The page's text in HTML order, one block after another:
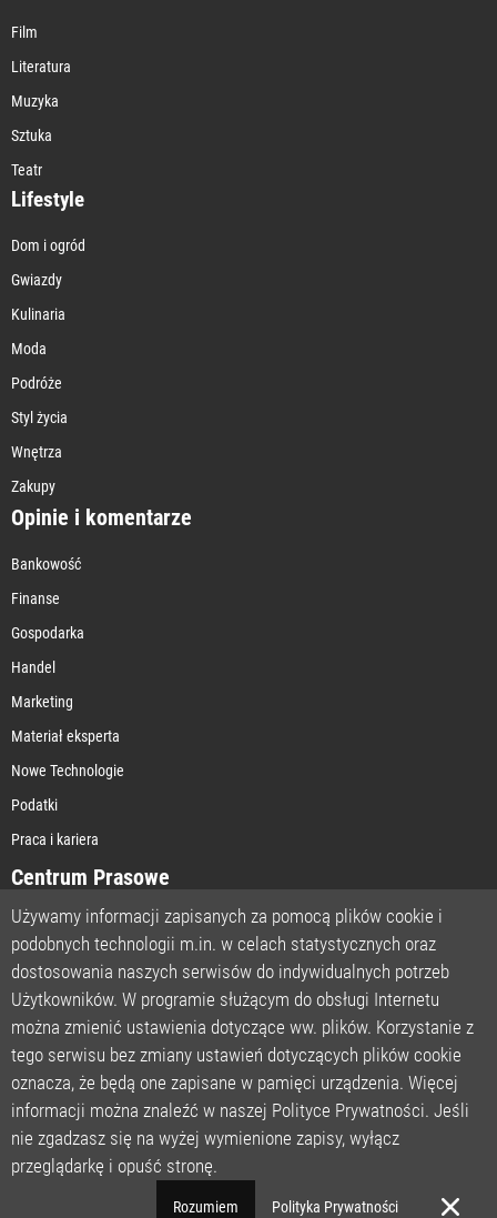
Film
Literatura
Muzyka
Sztuka
Teatr
Lifestyle
Dom i ogród
Gwiazdy
Kulinaria
Moda
Podróże
Styl życia
Wnętrza
Zakupy
Opinie i komentarze
Bankowość
Finanse
Gospodarka
Handel
Marketing
Materiał eksperta
Nowe Technologie
Podatki
Praca i kariera
Centrum Prasowe
STRONA GŁÓWNA
O NAS
POLITYKA PRYWATNOŚCI
REGULAMIN
LICENCJA
REJESTRACJA
KONTAKT
Używamy informacji zapisanych za pomocą plików cookie i
podobnych technologii m.in. w celach statystycznych oraz
dostosowania naszych serwisów do indywidualnych potrzeb
Użytkowników. W programie służącym do obsługi Internetu
można zmienić ustawienia dotyczące ww. plików. Korzystanie z
tego serwisu bez zmiany ustawień dotyczących plików cookie
oznacza, że będą one zapisane w pamięci urządzenia. Więcej
informacji można znaleźć w naszej Polityce Prywatności. Jeśli
nie zgadzasz się na wyżej wymienione zapisy, wyłącz
przeglądarkę i opuść stronę.
Rozumiem Polityka Prywatności